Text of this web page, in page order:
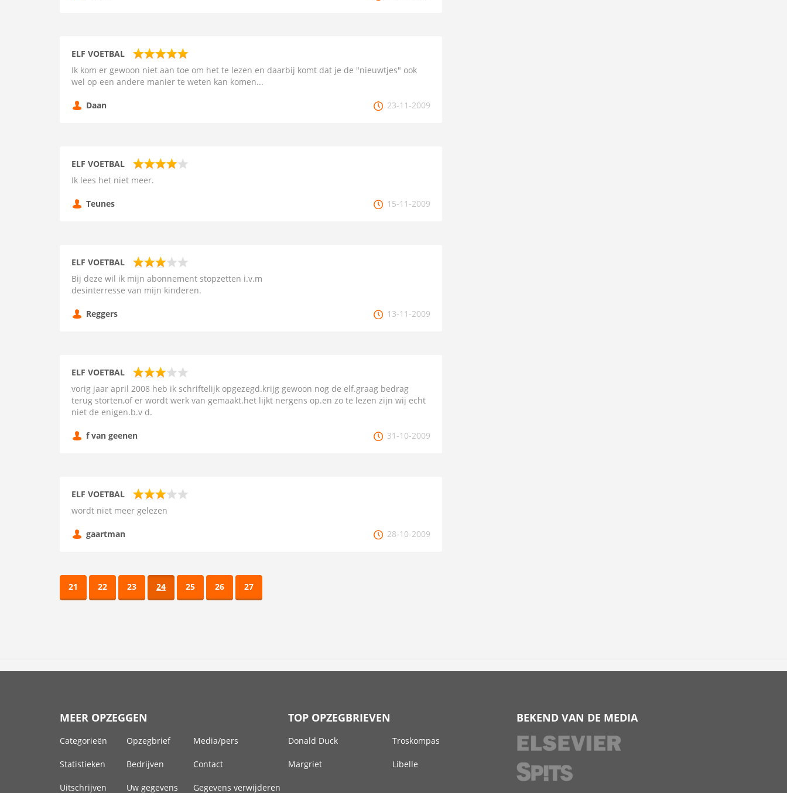
ELF VOETBAL
Ik kom er gewoon niet aan toe om het te lezen en daarbij komt dat je de "nieuwtjes" ook
wel op een andere manier te weten kan komen...
Daan 23-11-2009
ELF VOETBAL
Ik lees het niet meer.
Teunes 15-11-2009
ELF VOETBAL
Bij deze wil ik mijn abonnement stopzetten i.v.m
desinterresse van mijn kinderen.
Reggers 13-11-2009
ELF VOETBAL
vorig jaar april 2008 heb ik schriftelijk opgezegd.krijg gewoon nog de elf.graag bedrag
terug storten,of er wordt werk van gemaakt.het lijkt nergens op.en zo te lezen zijn wij echt
niet de enigen.b.v d.
f van geenen 31-10-2009
ELF VOETBAL
wordt niet meer gelezen
gaartman 28-10-2009
21 22 23 24 25 26 27
MEER OPZEGGEN
Categorieën Opzegbrief Media/pers
Statistieken Bedrijven Contact
Uitschrijven Uw gegevens Gegevens verwijderen
TOP OPZEGBRIEVEN
Donald Duck Troskompas
Margriet Libelle
BEKEND VAN DE MEDIA